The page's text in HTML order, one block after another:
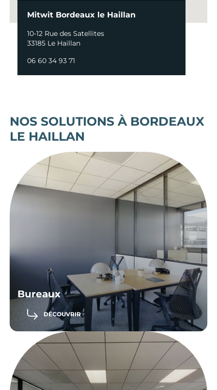
Mitwit Bordeaux le Haillan
10-12 Rue des Satellites
33185 Le Haillan
06 60 34 93 71
NOS SOLUTIONS À BORDEAUX
LE HAILLAN
Bureaux
DÉCOUVRIR